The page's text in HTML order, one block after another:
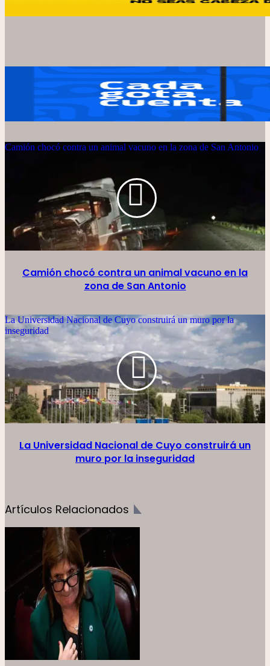
Camión chocó contra un animal vacuno en la zona de San Antonio
Camión chocó contra un animal vacuno en la
zona de San Antonio
La Universidad Nacional de Cuyo construirá un muro por la
inseguridad
La Universidad Nacional de Cuyo construirá un
muro por la inseguridad
Artículos Relacionados